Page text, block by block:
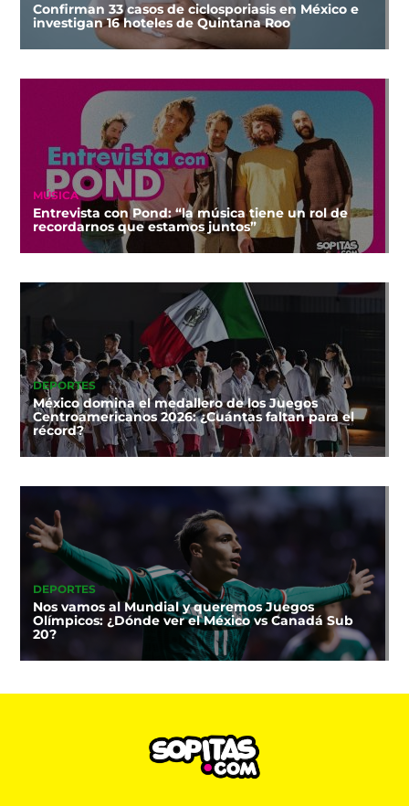
Confirman 33 casos de ciclosporiasis en México e
investigan 16 hoteles de Quintana Roo
MÚSICA
Entrevista con Pond: “la música tiene un rol de
recordarnos que estamos juntos”
DEPORTES
México domina el medallero de los Juegos
Centroamericanos 2026: ¿Cuántas faltan para el
récord?
DEPORTES
Nos vamos al Mundial y queremos Juegos
Olímpicos: ¿Dónde ver el México vs Canadá Sub
20?